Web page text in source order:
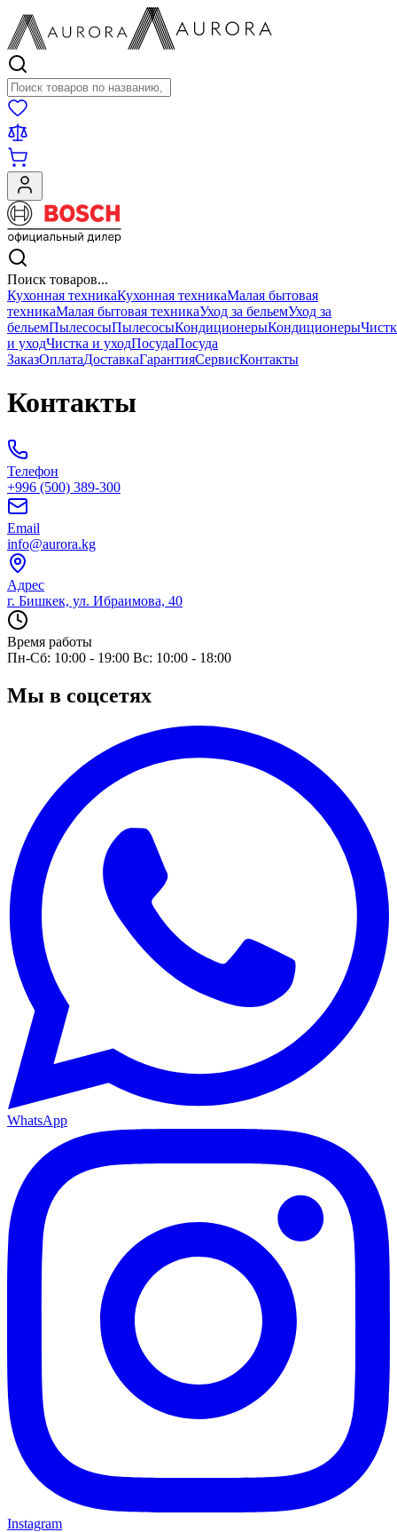
Поиск товаров
Поиск товаров...
Кухонная техникаКухонная техникаМалая бытовая
техникаМалая бытовая техникаУход за бельемУход за
бельемПылесосыПылесосыКондиционерыКондиционеры
и уходЧистка и уходПосудаПосуда
ЗаказОплатаДоставкаГарантияСервисКонтакты
Контакты
Телефон
+996 (500) 389-300
Email
info@aurora.kg
Адрес
г. Бишкек, ул. Ибраимова, 40
Время работы
Пн-Сб: 10:00 - 19:00 Вс: 10:00 - 18:00
Мы в соцсетях
WhatsApp
Instagram